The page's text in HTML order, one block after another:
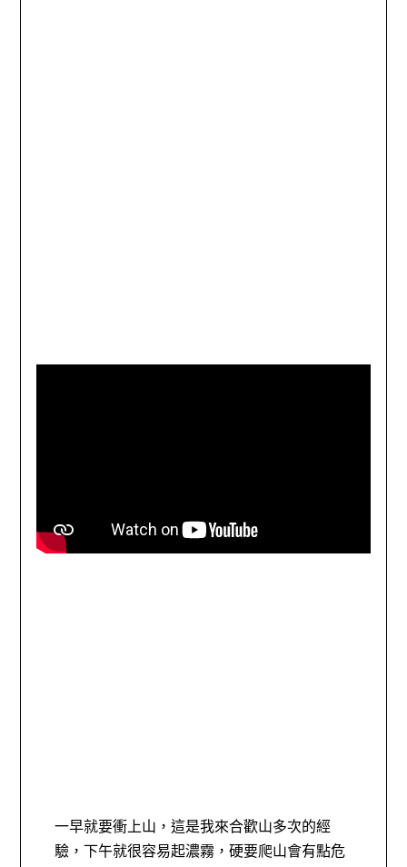
一早就要衝上山，這是我來合歡山多次的經
驗，下午就很容易起濃霧，硬要爬山會有點危